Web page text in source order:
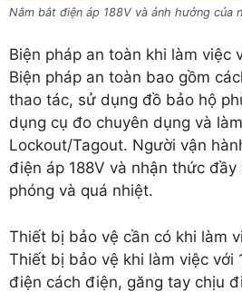
Nắm bắt điện áp 188V và ảnh hưởng của
Biện pháp an toàn khi làm việc
Biện pháp an toàn bao gồm
thao tác, sử dụng đồ bảo hộ
dụng cụ đo chuyên dụng và
Lockout/Tagout. Người vận
điện áp 188V và nhận thức
phóng và quá nhiệt.
Thiết bị bảo vệ cần có khi làm
Thiết bị bảo vệ khi làm việc với
điện cách điện, găng tay chịu